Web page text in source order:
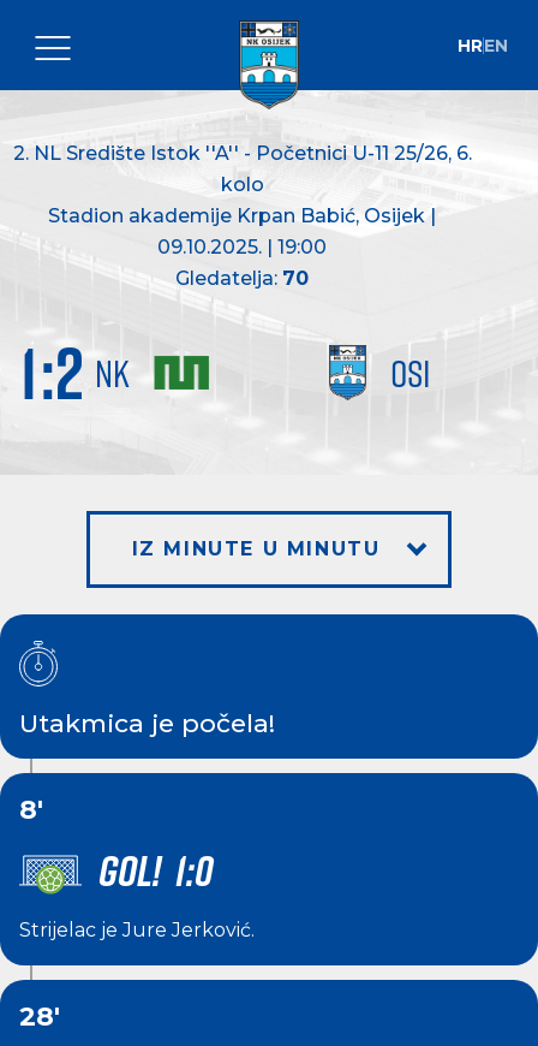
HREN
2. NL Središte Istok ''A'' - Početnici U-11 25/26, 6.
kolo
Stadion akademije Krpan Babić, Osijek |
09.10.2025. | 19:00
Gledatelja: 70
NK OSI
1:2
IZ MINUTE U MINUTU
Utakmica je počela!
8'
GOL! 1:0
Strijelac jeJure Jerković.
28'